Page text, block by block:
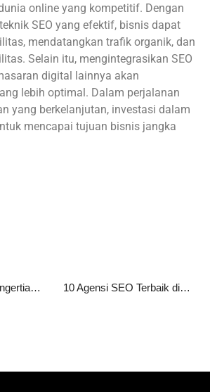
online yang kompetitif. Dengan
SEO yang efektif, bisnis dapat
mendatangkan trafik organik, dan
Selain itu, mengintegrasikan SEO
digital lainnya akan
lebih optimal. Dalam perjalanan
yang berkelanjutan, investasi dalam
mencapai tujuan bisnis jangka
HTTPS Adalah: Pengertian, Fungsi, Cara Kerja, serta Manfaatnya bagi Website 10 Agensi SEO Terbaik di Jakarta 2026 untuk Tingkatkan Peringkat Website Anda